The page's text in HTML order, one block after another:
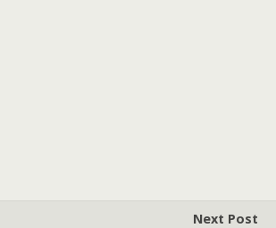
Next Post